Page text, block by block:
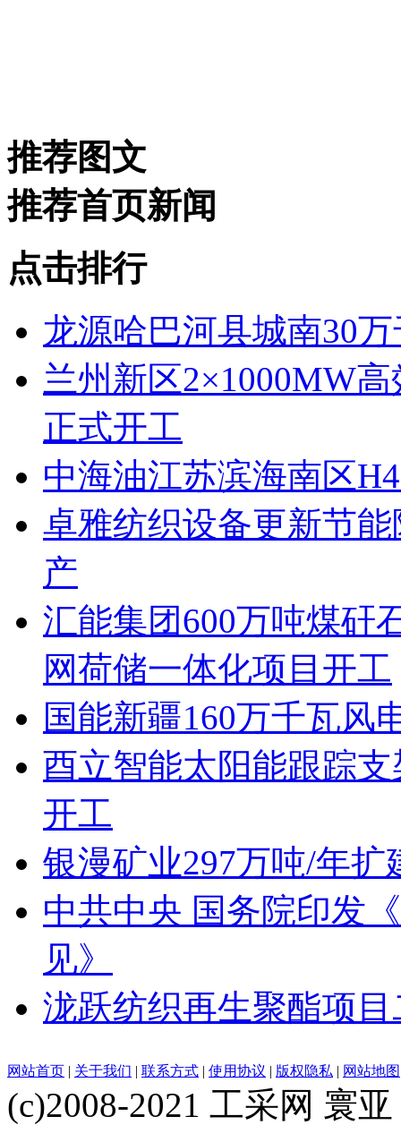
推荐图文
推荐首页新闻
点击排行
龙源哈巴河县城南30
兰州新区2×1000MW
正式开工
中海油江苏滨海南区
卓雅纺织设备更新节
产
汇能集团600万吨煤矸
网荷储一体化项目开工
国能新疆160万千瓦风
酉立智能太阳能跟踪
开工
银漫矿业297万吨/年
中共中央 国务院印发
见》
泷跃纺织再生聚酯项
网站首页 | 关于我们 | 联系方式 | 使用协议 | 版权隐私 | 网站地图
(c)2008-2021 工采网 寰